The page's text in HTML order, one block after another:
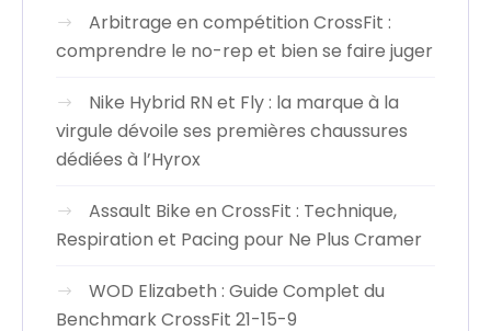
Arbitrage en compétition CrossFit :
comprendre le no-rep et bien se faire juger
Nike Hybrid RN et Fly : la marque à la
virgule dévoile ses premières chaussures
dédiées à l’Hyrox
Assault Bike en CrossFit : Technique,
Respiration et Pacing pour Ne Plus Cramer
WOD Elizabeth : Guide Complet du
Benchmark CrossFit 21-15-9